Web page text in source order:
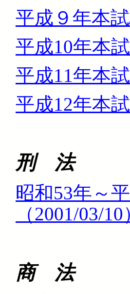
平成９年本
平成10年本
平成11年本
平成12年本
刑 法
昭和53年～
（2001/03/10
商 法